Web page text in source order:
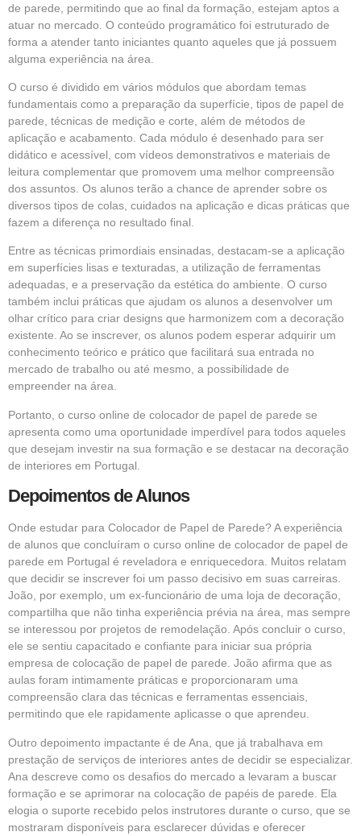
de parede, permitindo que ao final da formação, estejam aptos a
atuar no mercado. O conteúdo programático foi estruturado de
forma a atender tanto iniciantes quanto aqueles que já possuem
alguma experiência na área.
O curso é dividido em vários módulos que abordam temas
fundamentais como a preparação da superfície, tipos de papel de
parede, técnicas de medição e corte, além de métodos de
aplicação e acabamento. Cada módulo é desenhado para ser
didático e acessível, com vídeos demonstrativos e materiais de
leitura complementar que promovem uma melhor compreensão
dos assuntos. Os alunos terão a chance de aprender sobre os
diversos tipos de colas, cuidados na aplicação e dicas práticas que
fazem a diferença no resultado final.
Entre as técnicas primordiais ensinadas, destacam-se a aplicação
em superfícies lisas e texturadas, a utilização de ferramentas
adequadas, e a preservação da estética do ambiente. O curso
também inclui práticas que ajudam os alunos a desenvolver um
olhar crítico para criar designs que harmonizem com a decoração
existente. Ao se inscrever, os alunos podem esperar adquirir um
conhecimento teórico e prático que facilitará sua entrada no
mercado de trabalho ou até mesmo, a possibilidade de
empreender na área.
Portanto, o curso online de colocador de papel de parede se
apresenta como uma oportunidade imperdível para todos aqueles
que desejam investir na sua formação e se destacar na decoração
de interiores em Portugal.
Depoimentos de Alunos
Onde estudar para Colocador de Papel de Parede? A experiência
de alunos que concluíram o curso online de colocador de papel de
parede em Portugal é reveladora e enriquecedora. Muitos relatam
que decidir se inscrever foi um passo decisivo em suas carreiras.
João, por exemplo, um ex-funcionário de uma loja de decoração,
compartilha que não tinha experiência prévia na área, mas sempre
se interessou por projetos de remodelação. Após concluir o curso,
ele se sentiu capacitado e confiante para iniciar sua própria
empresa de colocação de papel de parede. João afirma que as
aulas foram intimamente práticas e proporcionaram uma
compreensão clara das técnicas e ferramentas essenciais,
permitindo que ele rapidamente aplicasse o que aprendeu.
Outro depoimento impactante é de Ana, que já trabalhava em
prestação de serviços de interiores antes de decidir se especializar.
Ana descreve como os desafios do mercado a levaram a buscar
formação e se aprimorar na colocação de papéis de parede. Ela
elogia o suporte recebido pelos instrutores durante o curso, que se
mostraram disponíveis para esclarecer dúvidas e oferecer